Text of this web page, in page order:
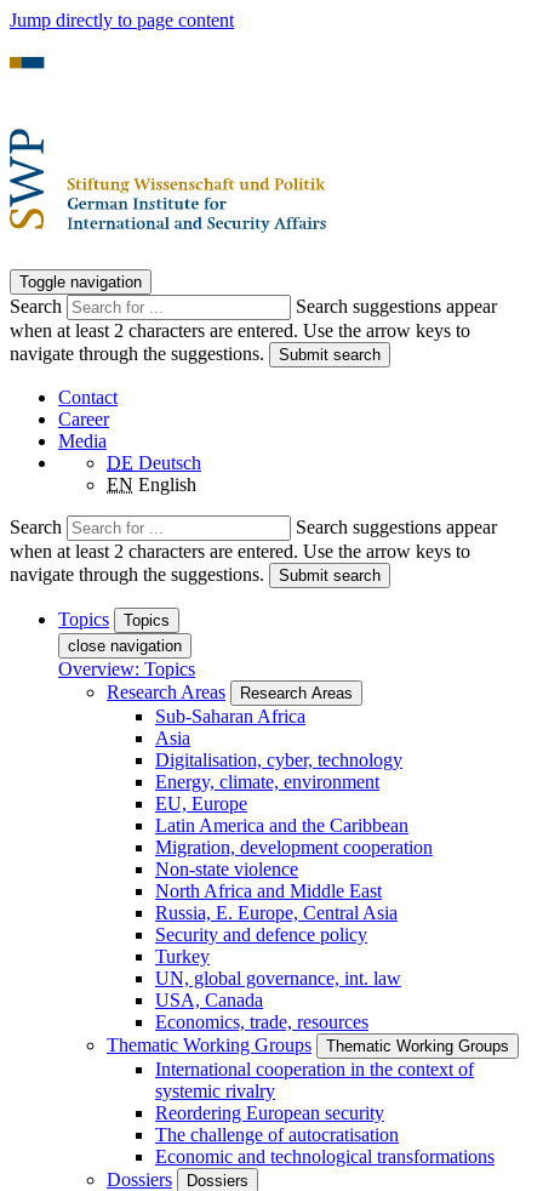
Jump directly to page content
Toggle navigation
Search
Search suggestions appear
when at least 2 characters are entered. Use the arrow keys to
navigate through the suggestions.
Submit search
Contact
Career
Media
DE Deutsch
EN English
Search
Search suggestions appear
when at least 2 characters are entered. Use the arrow keys to
navigate through the suggestions.
Submit search
Topics
Topics
close navigation
Overview: Topics
Research Areas
Research Areas
Sub-Saharan Africa
Asia
Digitalisation, cyber, technology
Energy, climate, environment
EU, Europe
Latin America and the Caribbean
Migration, development cooperation
Non-state violence
North Africa and Middle East
Russia, E. Europe, Central Asia
Security and defence policy
Turkey
UN, global governance, int. law
USA, Canada
Economics, trade, resources
Thematic Working Groups
Thematic Working Groups
International cooperation in the context of
systemic rivalry
Reordering European security
The challenge of autocratisation
Economic and technological transformations
Dossiers
Dossiers